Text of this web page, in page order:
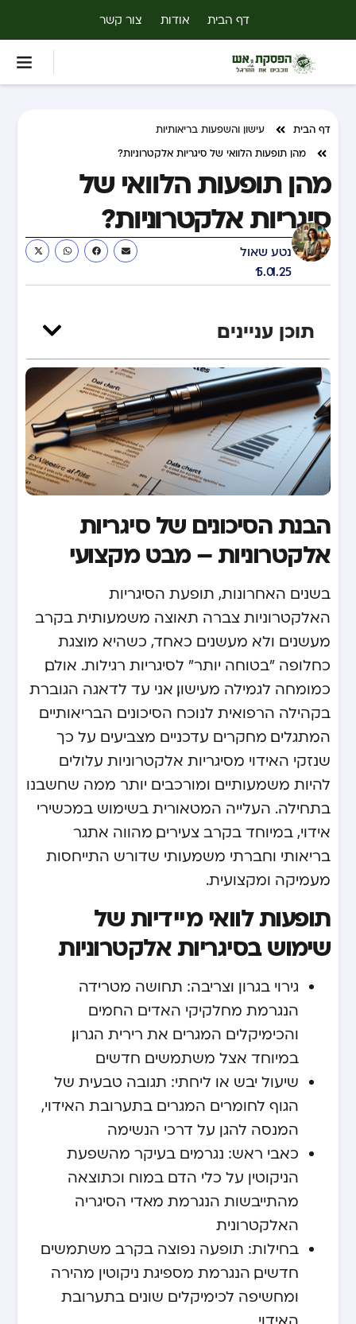
דף הבית אודות צור קשר
דף הבית
עישון והשפעות בריאותיות
מהן תופעות הלוואי של סיגריות אלקטרוניות?
מהן תופעות הלוואי של
סיגריות אלקטרוניות?
נטע שאול
15.01.25
תוכן עניינים
הבנת הסיכונים של סיגריות
אלקטרוניות – מבט מקצועי
בשנים האחרונות, תופעת הסיגריות
האלקטרוניות צברה תאוצה משמעותית בקרב
מעשנים ולא מעשנים כאחד, כשהיא מוצגת
כחלופה "בטוחה יותר" לסיגריות רגילות. אולם,
כמומחה לגמילה מעישון, אני עד לדאגה הגוברת
בקהילה הרפואית לנוכח הסיכונים הבריאותיים
המתגלים. מחקרים עדכניים מצביעים על כך
שנזקי האידוי מסיגריות אלקטרוניות עלולים
להיות משמעותיים ומורכבים יותר ממה שחשבנו
בתחילה. העלייה המטאורית בשימוש במכשירי
אידוי, במיוחד בקרב צעירים, מהווה אתגר
בריאותי וחברתי משמעותי שדורש התייחסות
מעמיקה ומקצועית.
תופעות לוואי מיידיות של
שימוש בסיגריות אלקטרוניות
גירוי בגרון וצריבה: תחושה מטרידה
הנגרמת מחלקיקי האדים החמים
והכימיקלים המגרים את רירית הגרון,
במיוחד אצל משתמשים חדשים
שיעול יבש או ליחתי: תגובה טבעית של
הגוף לחומרים המגרים בתערובת האידוי,
המנסה להגן על דרכי הנשימה
כאבי ראש: נגרמים בעיקר מהשפעת
הניקוטין על כלי הדם במוח וכתוצאה
מהתייבשות הנגרמת מאדי הסיגריה
האלקטרונית
בחילות: תופעה נפוצה בקרב משתמשים
חדשים, הנגרמת מספיגת ניקוטין מהירה
ומחשיפה לכימיקלים שונים בתערובת
האידוי